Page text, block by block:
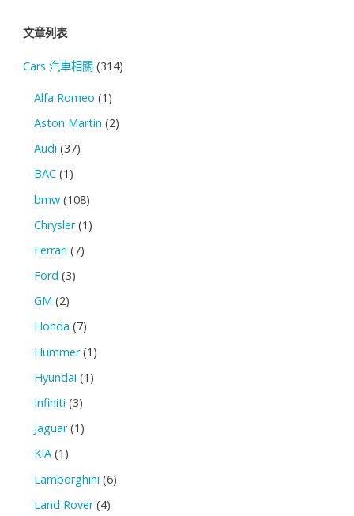
文章列表
Cars 汽車相關 (314)
Alfa Romeo (1)
Aston Martin (2)
Audi (37)
BAC (1)
bmw (108)
Chrysler(1)
Ferrari (7)
Ford (3)
GM (2)
Honda (7)
Hummer(1)
Hyundai (1)
Infiniti (3)
Jaguar(1)
KIA (1)
Lamborghini (6)
Land Rover(4)